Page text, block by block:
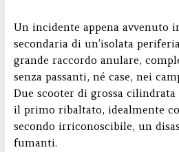
Un incidente appena avvenuto
secondaria di un’isolata
grande raccordo anulare,
senza passanti, né case, nei
Due scooter di grossa cilindrata
il primo ribaltato, idealmente
secondo irriconoscibile, un
fumanti.